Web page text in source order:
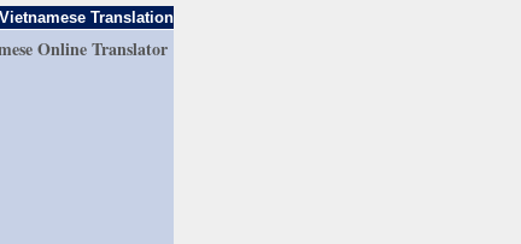
Translation
Online Translator